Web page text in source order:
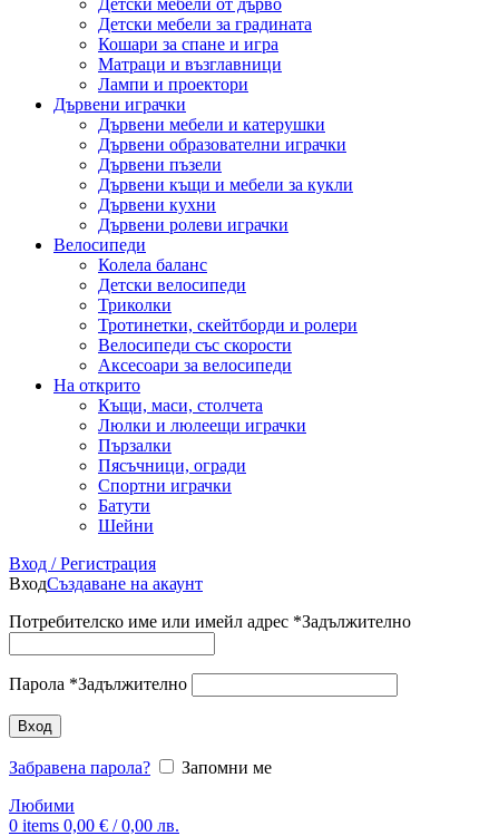
Детски мебели от дърво
Детски мебели за градината
Кошари за спане и игра
Матраци и възглавници
Лампи и проектори
Дървени играчки
Дървени мебели и катерушки
Дървени образователни играчки
Дървени пъзели
Дървени къщи и мебели за кукли
Дървени кухни
Дървени ролеви играчки
Велосипеди
Колела баланс
Детски велосипеди
Триколки
Тротинетки, скейтборди и ролери
Велосипеди със скорости
Аксесоари за велосипеди
На открито
Къщи, маси, столчета
Люлки и люлеещи играчки
Пързалки
Пясъчници, огради
Спортни играчки
Батути
Шейни
Вход / Регистрация
ВходСъздаване на акаунт
Потребителско име или имейл адрес *Задължително
Парола *Задължително
Вход
Забравена парола?
Запомни ме
Любими
0 items 0,00 € / 0,00 лв.